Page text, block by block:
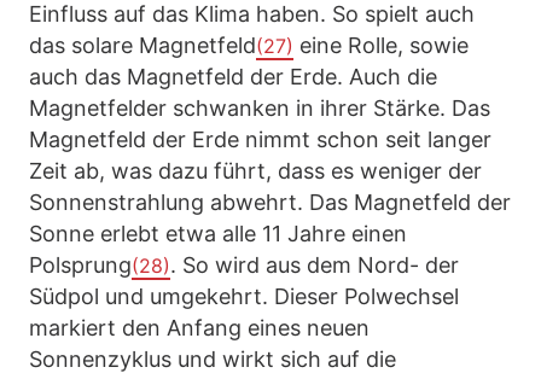
Einfluss auf das Klima haben. So spielt auch
das solare Magnetfeld(27) eine Rolle, sowie
auch das Magnetfeld der Erde. Auch die
Magnetfelder schwanken in ihrer Stärke. Das
Magnetfeld der Erde nimmt schon seit langer
Zeit ab, was dazu führt, dass es weniger der
Sonnenstrahlung abwehrt. Das Magnetfeld der
Sonne erlebt etwa alle 11 Jahre einen
Polsprung(28). So wird aus dem Nord- der
Südpol und umgekehrt. Dieser Polwechsel
markiert den Anfang eines neuen
Sonnenzyklus und wirkt sich auf die